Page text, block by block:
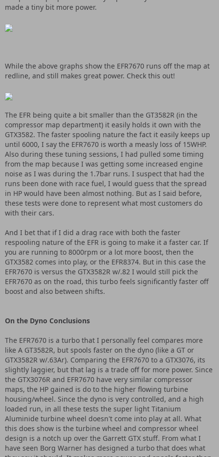
made a tiny bit more power.
While the above graphs show the EFR7670 runs off the map at
redline, and still makes great power. Check this out!
The EFR being quite a bit smaller than the GT3582R (in the
compressor map department) it easily holds it own with the
GTX3582. The faster spooling nature the fact it easily keeps up
until 6000, I say the EFR7670 is worth a measly loss of 15WHP.
Also during these tuning sessions, I had pulled some timing
from the map because I was getting some increased engine
noise as I was during the 1.7bar runs. I suspect that had the
runs been done with race fuel, I would guess that the spread
in HP would have been almost nothing. But as I said before,
these tests were done to represent what most customers do
with their cars.
And I bet that if I did a drag race with both the faster
respooling nature of the EFR is going to make it a faster car. If
you are running to 8000rpm or a lot more boost, then the
GTX3582 comes into play, or the EFR8374. But in this case the
EFR7670 is versus the GTX3582R w/.82 I would still pick the
EFR7670 as on the road, this turbo feels significantly faster off
boost and also between shifts.
On the Dyno Conclusions
The EFR7670 is a turbo that I personally feel compares more
like A GT3582R, but spools faster on the dyno (like a GT or
GTX3582R w/.63Ar). Comparing the EFR7670 to a GTX3076, its
slightly laggier, but that lag is a trade off for more power. Since
the GTX3076R and EFR7670 have very similar compressor
maps, the HP gained is do to the higher flowing turbine
housing/wheel. Since the dyno is very controlled, and a high
loaded run, in all these tests the super light Titanium
Aluminide turbine wheel doesn't come into play at all. What
this does show is the turbine wheel and compressor wheel
design is a notch up over the Garrett GTX stuff. From what I
have seen Borg Warner has designed a turbo that does what